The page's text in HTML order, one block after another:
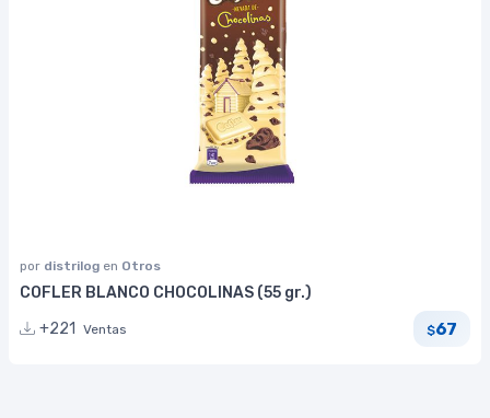
por distrilog en Otros
COFLER BLANCO CHOCOLINAS (55 gr.)
+221
Ventas $67